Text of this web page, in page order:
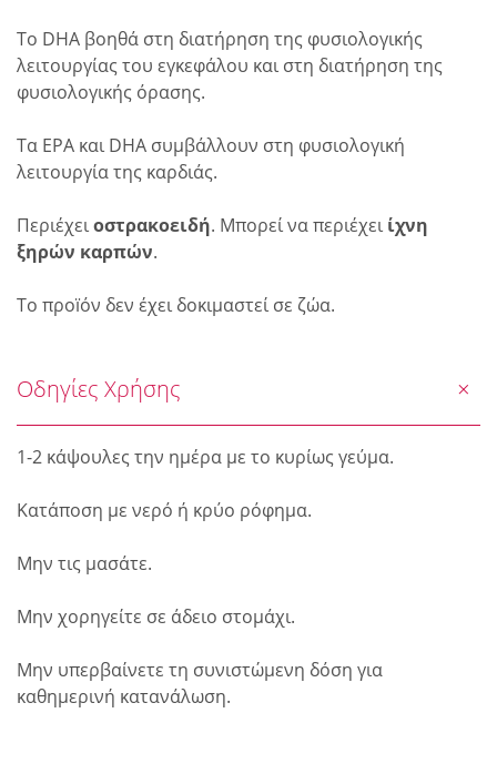
Το DHA βοηθά στη διατήρηση της φυσιολογικής
λειτουργίας του εγκεφάλου και στη διατήρηση της
φυσιολογικής όρασης.
Τα EPA και DHA συμβάλλουν στη φυσιολογική
λειτουργία της καρδιάς.
Περιέχειοστρακοειδή. Μπορεί να περιέχει ίχνη
ξηρών καρπών.
Το προïόν δεν έχει δοκιμαστεί σε ζώα.
Οδηγίες Χρήσης
1-2 κάψουλες την ημέρα με το κυρίως γεύμα.
Κατάποση με νερό ή κρύο ρόφημα.
Μην τις μασάτε.
Μην χορηγείτε σε άδειο στομάχι.
Μην υπερβαίνετε τη συνιστώμενη δόση για
καθημερινή κατανάλωση.